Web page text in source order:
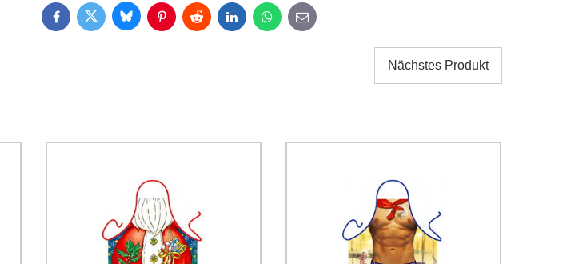
Daten zum Zwecke der Absendung einverstanden. Ich habe
FacebookTwitter BlueskyPinterestReddit LinkedInWhatsApp
E-
mail
Nächstes Produkt